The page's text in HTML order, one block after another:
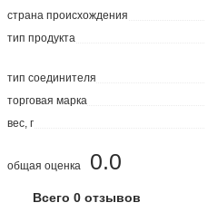
страна происхождения
тип продукта
тип соединителя
торговая марка
вес, г
0.0
общая оценка
Всего 0 отзывов